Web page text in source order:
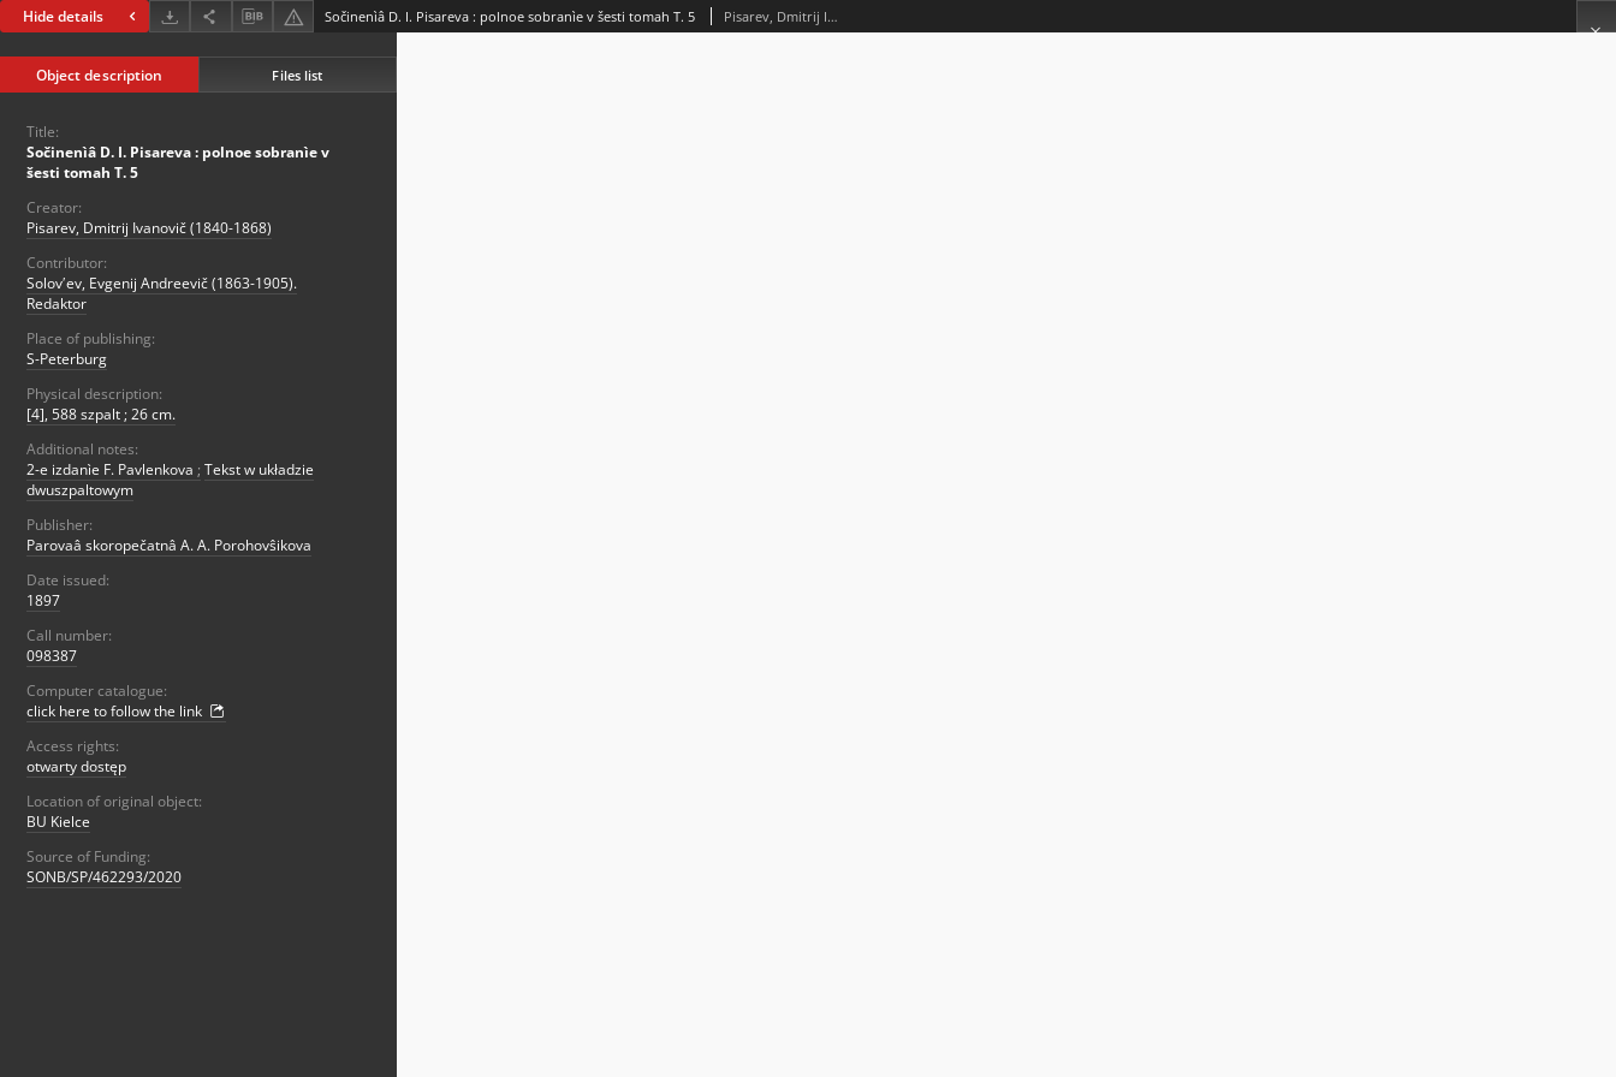
Hide details Sočinenìâ D. I. Pisareva : polnoe sobranìe v šesti tomah T. 5 Pisarev, Dmitrij Ivanovič (1840-1868)
Object description Files list
Title:
Sočinenìâ D. I. Pisareva : polnoe sobranìe v
šesti tomah T. 5
Creator:
Pisarev, Dmitrij Ivanovič (1840-1868)
Contributor:
Solovʹev, Evgenij Andreevič (1863-1905).
Redaktor
Place of publishing:
S-Peterburg
Physical description:
[4], 588 szpalt ; 26 cm.
Additional notes:
2-e izdanìe F. Pavlenkova ; Tekst w układzie
dwuszpaltowym
Publisher:
Parovaâ skoropečatnâ A. A. Porohovŝikova
Date issued:
1897
Call number:
098387
Computer catalogue:
click here to follow the link
Access rights:
otwarty dostęp
Location of original object:
BU Kielce
Source of Funding:
SONB/SP/462293/2020